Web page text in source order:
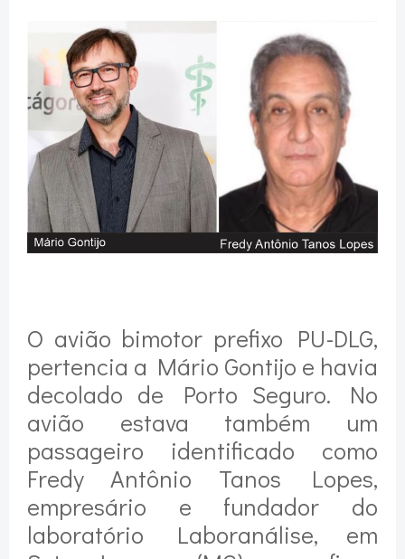
O avião bimotor prefixo PU-DLG,
pertencia a Mário Gontijo e havia
decolado de Porto Seguro. No
avião estava também um
passageiro identificado como
Fredy Antônio Tanos Lopes,
empresário e fundador do
laboratório Laboranálise, em